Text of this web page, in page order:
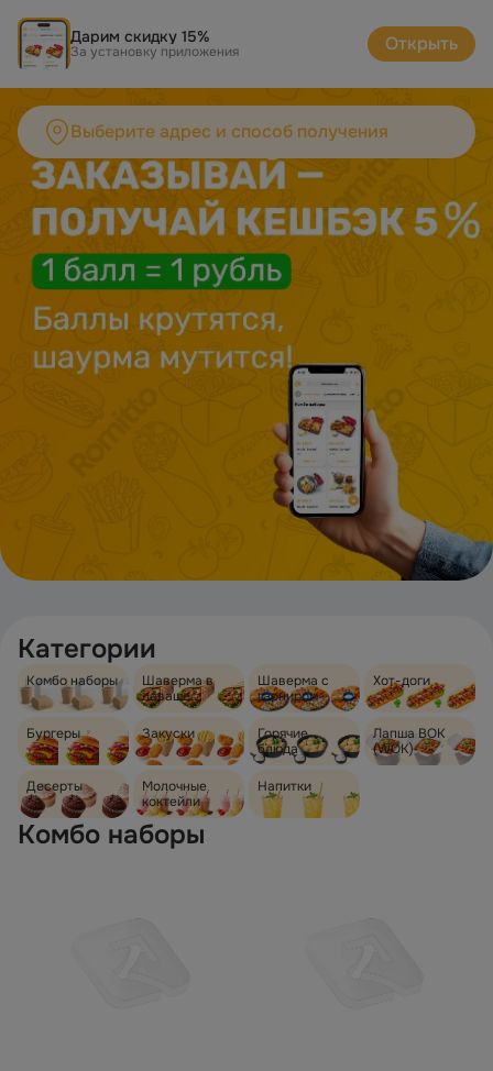
Дарим скидку 15%
За установку приложения Открыть
Выберите адрес и способ получения
Категории
Комбо наборы
Шаверма в
лаваше
Шаверма с
гарниром
Хот-доги
Бургеры Закуски
Горячие
блюда
Лапша ВОК
(WOK)
Десерты
Молочные
коктейли
Напитки
Комбо наборы
Заказ напитков - доставка напитков на дом в Великом